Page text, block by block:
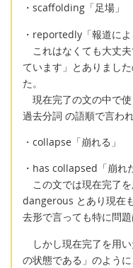
・scaffolding「足場」
・reportedly「報道によ
これはなくても大丈
ています」とありまし
た。
現在完了の文の中で
過去分詞 の語順で言わ
・collapse「崩れる」
・has collapsed「崩れ
この文では現在完了
dangerous とあり現在
去形で言っても特に問題
しかし現在完了を用
の状態である」のよう